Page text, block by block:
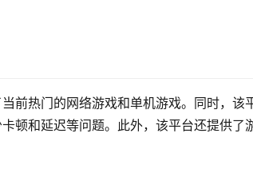
前热门的网络游戏和单机游戏。同时，该
顿和延迟等问题。此外，该平台还提供了